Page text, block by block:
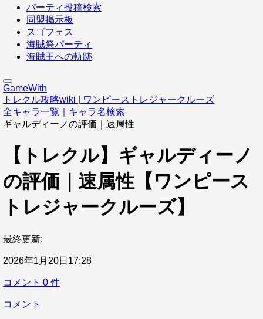
パーティ投稿検索
同盟掲示板
スゴフェス
海賊祭パーティ
海賊王への軌跡
GameWith
トレクル攻略wiki | ワンピーストレジャークルーズ
全キャラ一覧｜キャラ名検索
ギャルディーノの評価｜速属性
【トレクル】ギャルディーノ
の評価｜速属性【ワンピース
トレジャークルーズ】
最終更新:
2026年1月20日17:28
コメント 0 件
コメント